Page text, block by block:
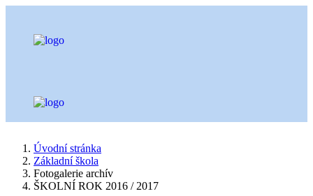
Úvodní stránka
Základní škola
Fotogalerie archív
ŠKOLNÍ ROK 2016 / 2017